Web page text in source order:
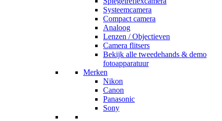
Systeemcamera
Compact camera
Analoog
Lenzen / Objectieven
Camera flitsers
Bekijk alle tweedehands & demo
fotoapparatuur
Merken
Nikon
Canon
Panasonic
Sony